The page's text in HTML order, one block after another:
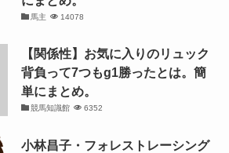
馬主 14078
【関係性】お気に入りのリュック
背負って7つもg1勝ったとは。簡
単にまとめ。
競馬知識館 6352
小林昌子・フォレストレーシング